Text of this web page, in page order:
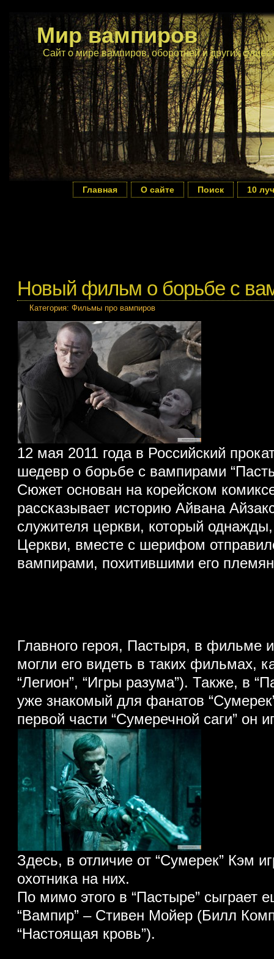
Мир вампиров
Сайт о мире вампиров, оборотней и других
Главная О сайте Поиск 10
Новый фильм о борьбе с
Категория: Фильмы про вампиров
12 мая 2011 года в Российский
шедевр о борьбе с вампирами
Сюжет основан на корейском
рассказывает историю Айвана
служителя церкви, который
Церкви, вместе с шерифом
вампирами, похитившими его
Главного героя, Пастыря, в фильме
могли его видеть в таких фильмах,
“Легион”, “Игры разума”). Также, в
уже знакомый для фанатов
первой части “Сумеречной саги” он
Здесь, в отличие от “Сумерек” Кэм
охотника на них.
По мимо этого в “Пастыре” сыграет
“Вампир” – Стивен Мойер (Билл
“Настоящая кровь”).